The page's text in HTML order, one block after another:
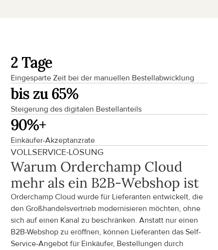
2 Tage
Eingesparte Zeit bei der manuellen Bestellabwicklung
bis zu 65%
Steigerung des digitalen Bestellanteils
90%+
Einkäufer-Akzeptanzrate
VOLLSERVICE-LÖSUNG
Warum Orderchamp Cloud
mehr als ein B2B-Webshop ist
Orderchamp Cloud wurde für Lieferanten entwickelt, die
den Großhandelsvertrieb modernisieren möchten, ohne
sich auf einen Kanal zu beschränken. Anstatt nur einen
B2B-Webshop zu eröffnen, können Lieferanten das Self-
Service-Angebot für Einkäufer, Bestellungen durch